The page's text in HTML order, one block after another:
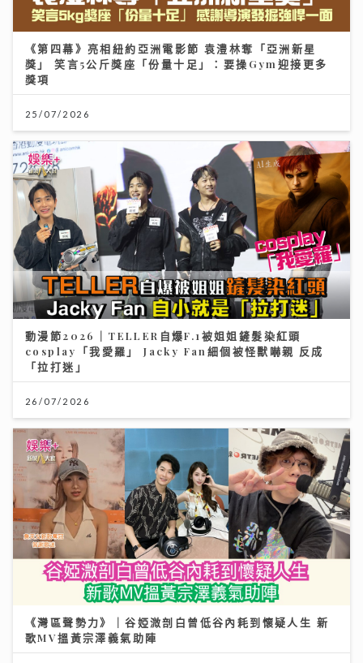
《第四幕》亮相紐約亞洲電影節 袁澧林奪「亞洲新星
獎」 笑言5公斤獎座「份量十足」：要操Gym迎接更多
獎項
25/07/2026
動漫節2026｜TELLER自爆F.1被姐姐鏟髮染紅頭
cosplay「我愛羅」 Jacky Fan細個被怪獸嚇親 反成
「拉打迷」
26/07/2026
《灣區聲勢力》｜谷婭溦剖白曾低谷內耗到懷疑人生 新
歌MV搵黃宗澤義氣助陣